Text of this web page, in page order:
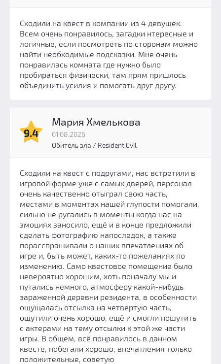
Сходили на квест в компании из 4 девушек.
Всем очень понравилось, загадки нтересные и
логичные, если посмотреть по сторонам можно
найти необходимые подсказки. Мне очень
понравилась комната где нужно было
пробираться физически, там прям пришлось
объединить усилия и помогать друг другу.
9.4
Мария Хмелькова
01.08.2026
Обитель зла / Resident Evil
Сходили на квест с подругами, нас встретили в
игровой форме уже с самых дверей, персонал
очень качественно отыграл свою часть,
местами в моментах нашей глупости помогали,
сильно не ругались в моменты когда нас на
эмоциях заносило, ещё и в конце предложили
сделать фотографию напоследок, а также
порасспрашивали о наших впечатлениях об
игре и, быть может, каких-то пожеланиях по
изменению. Само квестовое помещение было
невероятно хорошим, хоть поначалу мы и
путались немного, атмосферу какой-нибудь
зараженной деревни резидента, в особенности
ощущалась отсылка на четвертую часть,
ощутили очень хорошо, ещё и смогли пошутить
с актерами на тему отсылки к этой же части
игры. В общем, всё понравилось в данном
квесте, побегали хорошо, впечатления только
положительные, советую